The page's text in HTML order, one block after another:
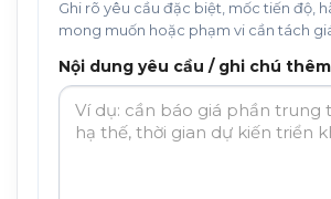
Ghi rõ yêu cầu đặc biệt, mốc tiến độ,
mong muốn hoặc phạm vi cần tách
Nội dung yêu cầu / ghi chú thêm